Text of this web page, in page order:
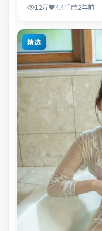
12万 4.4千 2年前
精选